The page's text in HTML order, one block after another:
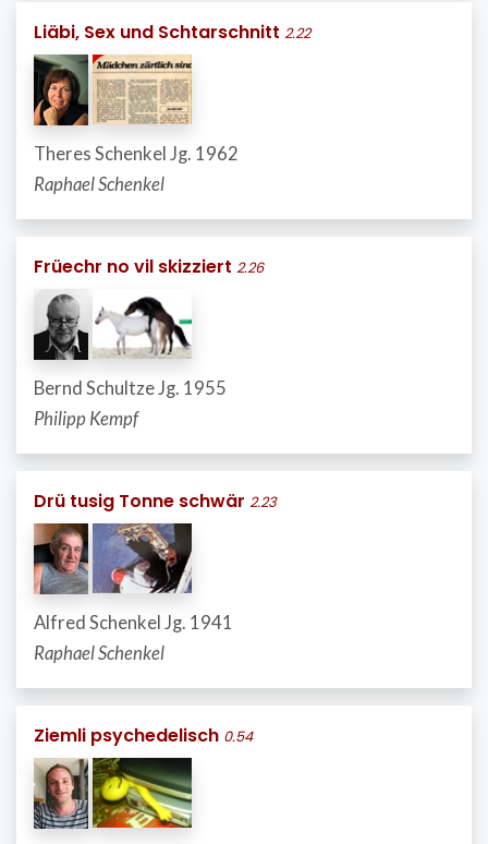
Liäbi, Sex und Schtarschnitt 2.22
Theres Schenkel Jg. 1962
Raphael Schenkel
Früechr no vil skizziert 2.26
Bernd Schultze Jg. 1955
Philipp Kempf
Drü tusig Tonne schwär 2.23
Alfred Schenkel Jg. 1941
Raphael Schenkel
Ziemli psychedelisch 0.54